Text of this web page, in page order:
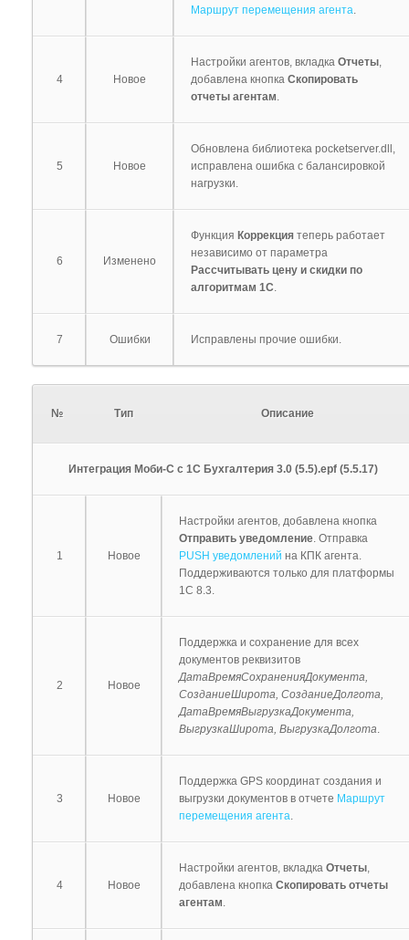
Маршрут перемещения агента.
4 Новое
Настройки агентов, вкладка Отчеты,
добавлена кнопка Скопировать
отчеты агентам.
5 Новое
Обновлена библиотека pocketserver.dll,
исправлена ошибка с балансировкой
нагрузки.
6 Изменено
Функция Коррекция теперь работает
независимо от параметра
Рассчитывать цену и скидки по
алгоритмам 1С.
7 Ошибки Исправлены прочие ошибки.
№ Тип Описание
Интеграция Моби-С с 1С Бухгалтерия 3.0 (5.5).epf (5.5.17)
1 Новое
Настройки агентов, добавлена кнопка
Отправить уведомление. Отправка
PUSH уведомлений на КПК агента.
Поддерживаются только для платформы
1С 8.3.
2 Новое
Поддержка и сохранение для всех
документов реквизитов
ДатаВремяСохраненияДокумента,
СозданиеШирота, СозданиеДолгота,
ДатаВремяВыгрузкаДокумента,
ВыгрузкаШирота, ВыгрузкаДолгота.
3 Новое
Поддержка GPS координат создания и
выгрузки документов в отчете Маршрут
перемещения агента.
4 Новое
Настройки агентов, вкладка Отчеты,
добавлена кнопка Скопировать отчеты
агентам.